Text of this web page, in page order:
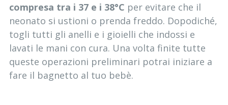
compresa tra i 37 e i 38°C per evitare che il
neonato si ustioni o prenda freddo. Dopodiché,
togli tutti gli anelli e i gioielli che indossi e
lavati le mani con cura. Una volta finite tutte
queste operazioni preliminari potrai iniziare a
fare il bagnetto al tuo bebè.